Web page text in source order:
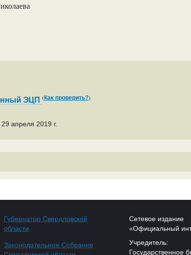
ЭЦП (Как проверить?)
апреля 2019 г.
Губернатор Свердловской
области
Законодательное Собрание
Сетевое издание
«Официальный
Учредитель:
Государственное